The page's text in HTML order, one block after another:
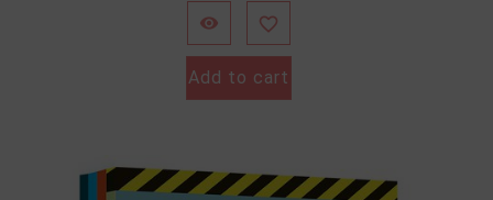
 
Add to cart